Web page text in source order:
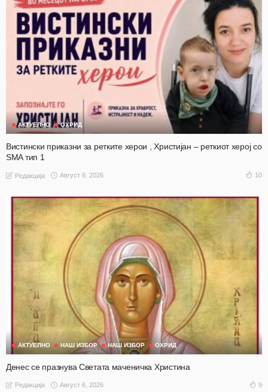
АКТУЕЛНО ОХРИД
Вистински приказни за ретките херои , Христијан – реткиот херој со
SMA тип 1
Редакција Август 6, 2026 10
АКТУЕЛНО НАШ ИЗБОР НАШ ИЗБОР ОХРИД
Денес се празнува Светата маченичка Христина
Редакција Август 6, 2026 9